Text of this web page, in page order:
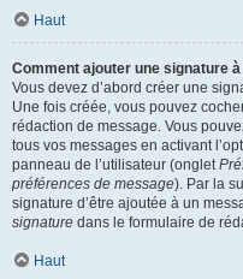
Haut
Comment ajouter une signature
Vous devez d’abord créer une
Une fois créée, vous pouvez
rédaction de message. Vous
tous vos messages en activant
panneau de l’utilisateur (onglet
préférences de message). Par la
signature d’être ajoutée à un
signature dans le formulaire de
Haut